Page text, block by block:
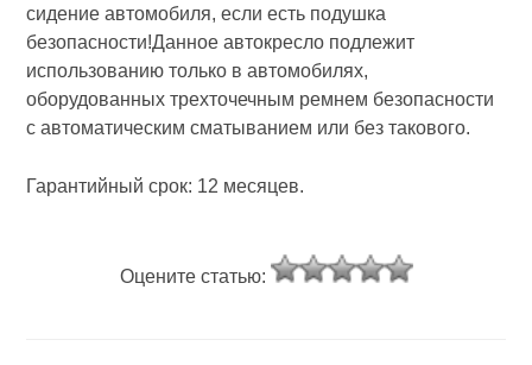
сидение автомобиля, если есть подушка
безопасности!Данное автокресло подлежит
использованию только в автомобилях,
оборудованных трехточечным ремнем безопасности
с автоматическим сматыванием или без такового.
Гарантийный срок: 12 месяцев.
Оцените статью: